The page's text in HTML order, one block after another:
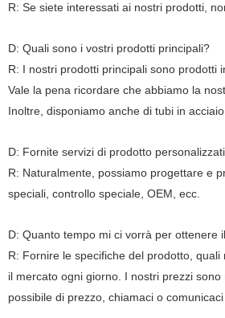
R: Se siete interessati ai nostri prodotti,
D: Quali sono i vostri prodotti principali?
R: I nostri prodotti principali sono prodotti
Vale la pena ricordare che abbiamo la
Inoltre, disponiamo anche di tubi in
D: Fornite servizi di prodotto
R: Naturalmente, possiamo progettare e
speciali, controllo speciale, OEM, ecc.
D: Quanto tempo mi ci vorrà per ottenere
R: Fornire le specifiche del prodotto,
il mercato ogni giorno. I nostri prezzi
possibile di prezzo, chiamaci o